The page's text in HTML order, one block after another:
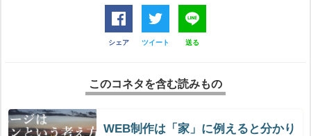
シェア ツイート 送る
このコネタを含む読みもの
WEB制作は「家」に例えると分かり